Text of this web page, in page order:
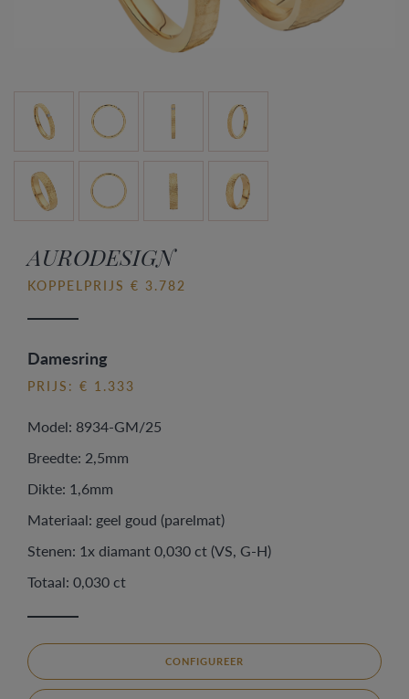
AURODESIGN
KOPPELPRIJS € 3.782
Damesring
PRIJS: € 1.333
Model: 8934-GM/25
Breedte: 2,5mm
Dikte: 1,6mm
Materiaal: geel goud (parelmat)
Stenen: 1x diamant 0,030 ct (VS, G-H)
Totaal: 0,030 ct
CONFIGUREER